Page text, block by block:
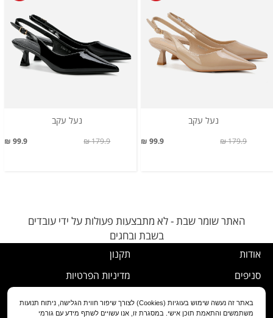
נעל עקב
99.9 ₪ 179.9 ₪
נעל עקב
99.9 ₪ 179.9 ₪
האתר שומר שבת - לא מתבצעות פעולות על ידי עובדים
בשבת ובחגים
אודות
סניפים
תקנון
מדיניות הפרטיות
נוהל ביטול עסקה
באתר זה נעשה שימוש בעוגיות (Cookies) לצורך שיפור חווית הגלישה, ניתוח תנועות
משתמשים והתאמת תוכן אישי. במסגרת זו, אנו עשויים לשתף מידע עם גורמי